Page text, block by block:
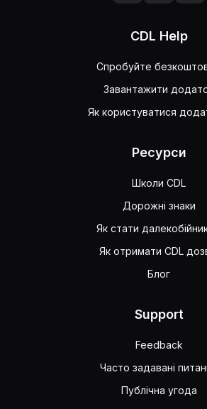
CDL Help
Спробуйте
Завантажити
Як користуватися
Ресурси
Школи CDL
Дорожні знаки
Як стати
Як отримати CDL
Блог
Support
Feedback
Часто задавані
Публічна угода